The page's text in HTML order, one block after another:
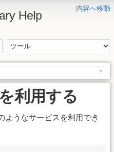
内容へ移動
Help
利用する
ようなサービスを利用でき